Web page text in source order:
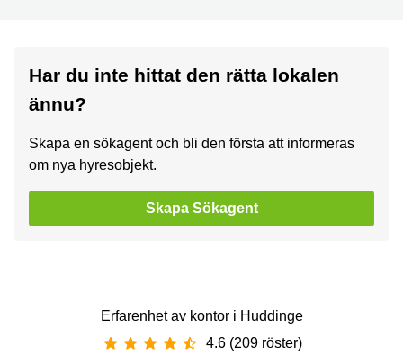
Har du inte hittat den rätta lokalen
ännu?
Skapa en sökagent och bli den första att informeras
om nya hyresobjekt.
Skapa Sökagent
Erfarenhet av ‪kontor‬ i ‪Huddinge‬
4.6 (209 röster)